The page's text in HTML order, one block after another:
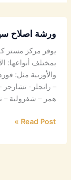
ورشة اصلاح
يوفر مركز مستر
بمختلف أنواعها:
والأوربية مثل:
– رانجلر-
همر – شفرولية –
Read Post »